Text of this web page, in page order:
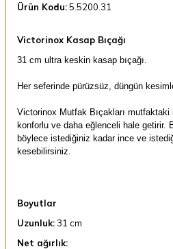
Ürün Kodu:5.5200.31
Victorinox Kasap Bıçağı
31 cm ultra keskin kasap bıçağı.
Her seferinde pürüzsüz, düngün
Victorinox Mutfak Bıçakları
konforlu ve daha eğlenceli hale getirir.
böylece istediğiniz kadar ince ve
kesebilirsiniz.
Boyutlar
Uzunluk: 31 cm
Net ağırlık: